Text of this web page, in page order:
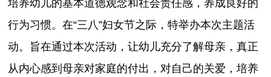
培养幼儿的基本道德观念和社会责任感，养成良好的
行为习惯。在“三八”妇女节之际，特举办本次主题活
动。旨在通过本次活动，让幼儿充分了解母亲，真正
从内心感到母亲对家庭的付出，对自己的关爱，培养